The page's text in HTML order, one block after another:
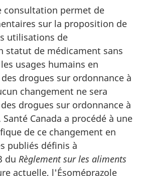
consultation permet de
sur la proposition de
utilisations de
statut de médicament sans
usages humains en
drogues sur ordonnance à
changement ne sera
drogues sur ordonnance à
Canada a procédé à une
de ce changement en
publiés définis à
du Règlement sur les aliments
actuelle, l'Ésoméprazole